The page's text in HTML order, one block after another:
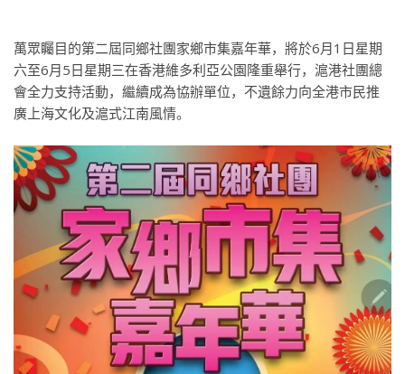
萬眾矚目的第二屆同鄉社團家鄉市集嘉年華，將於6月1日星期
六至6月5日星期三在香港維多利亞公園隆重舉行，滬港社團總
會全力支持活動，繼續成為協辦單位，不遺餘力向全港市民推
廣上海文化及滬式江南風情。